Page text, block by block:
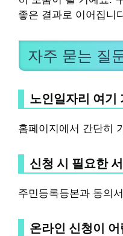
좋은 결과로 이어집니
자주 묻는 질
노인일자리 여기
홈페이지에서 간단히
신청 시 필요한
주민등록등본과 동의
온라인 신청이